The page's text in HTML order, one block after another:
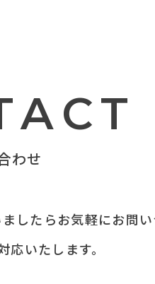
わせ
したらお気軽にお問
いたします。